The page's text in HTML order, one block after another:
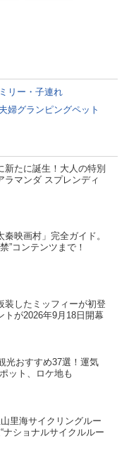
リー・子連れ
婦グランピングペット
新たに誕生！大人の特別
ラマンダ スプレンディ
秦映画村」完全ガイド。
”コンテンツまで！
装したミッフィーが初登
トが2026年9月18日開幕
光おすすめ37選！運気
ット、ロケ地も
里海サイクリングルー
ナショナルサイクルルー